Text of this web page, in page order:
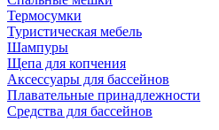
Термосумки
Туристическая мебель
Шампуры
Щепа для копчения
Аксессуары для бассейнов
Плавательные принадлежности
Средства для бассейнов